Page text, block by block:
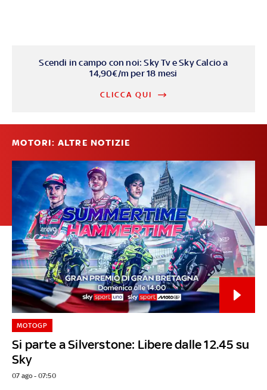
Scendi in campo con noi: Sky Tv e Sky Calcio a
14,90€/m per 18 mesi
CLICCA QUI
MOTORI: ALTRE NOTIZIE
Si parte a Silverstone: Libere dalle 12.45 su
Sky
MOTOGP
07 ago - 07:50